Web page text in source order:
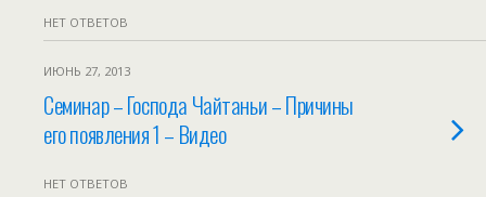
НЕТ ОТВЕТОВ
ИЮНЬ 27, 2013
Семинар – Господа Чайтаньи – Причины
его появления 1 – Видео
НЕТ ОТВЕТОВ